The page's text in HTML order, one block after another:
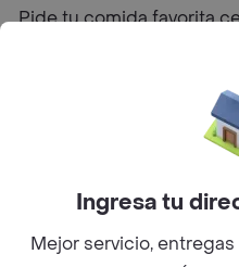
Pide tu comida favorita
Sobre RappiIngresa tu
Mejor servicio,